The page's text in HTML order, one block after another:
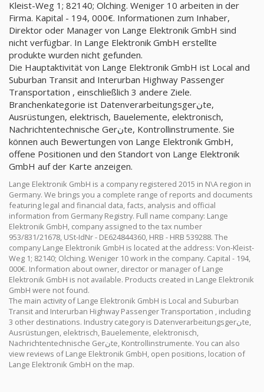
Kleist-Weg 1; 82140; Olching. Weniger 10 arbeiten in der
Firma. Kapital - 194, 000€. Informationen zum Inhaber,
Direktor oder Manager von Lange Elektronik GmbH sind
nicht verfügbar. In Lange Elektronik GmbH erstellte
produkte wurden nicht gefunden.
Die Hauptaktivität von Lange Elektronik GmbH ist Local and
Suburban Transit and Interurban Highway Passenger
Transportation , einschließlich 3 andere Ziele.
Branchenkategorie ist Datenverarbeitungsgerنte,
Ausrüstungen, elektrisch, Bauelemente, elektronisch,
Nachrichtentechnische Gerنte, Kontrollinstrumente. Sie
können auch Bewertungen von Lange Elektronik GmbH,
offene Positionen und den Standort von Lange Elektronik
GmbH auf der Karte anzeigen.
Lange Elektronik GmbH is a company registered 2015 in N\A region in
Germany. We brings you a complete range of reports and documents
featuring legal and financial data, facts, analysis and official
information from Germany Registry. Full name company: Lange
Elektronik GmbH, company assigned to the tax number
953/831/21678, USt-IdNr - DE624844360, HRB - HRB 539288. The
company Lange Elektronik GmbH is located at the address: Von-Kleist-
Weg 1; 82140; Olching. Weniger 10 work in the company. Capital - 194,
000€. Information about owner, director or manager of Lange
Elektronik GmbH is not available. Products created in Lange Elektronik
GmbH were not found.
The main activity of Lange Elektronik GmbH is Local and Suburban
Transit and Interurban Highway Passenger Transportation , including
3 other destinations. Industry category is Datenverarbeitungsgerنte,
Ausrüstungen, elektrisch, Bauelemente, elektronisch,
Nachrichtentechnische Gerنte, Kontrollinstrumente. You can also
view reviews of Lange Elektronik GmbH, open positions, location of
Lange Elektronik GmbH on the map.